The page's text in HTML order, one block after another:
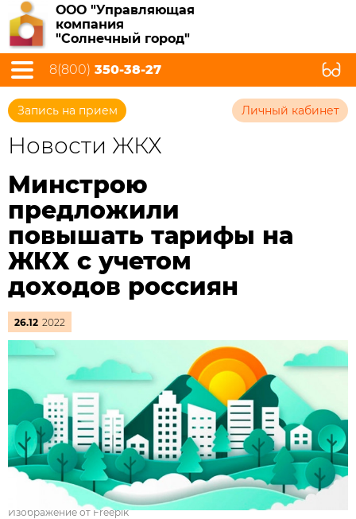
ООО "Управляющая
компания
"Солнечный город"
8(800) 350-38-27
Запись на прием Личный кабинет
Новости ЖКХ
Минстрою
предложили
повышать тарифы на
ЖКХ с учетом
доходов россиян
26.12 2022
Изображение от Freepik